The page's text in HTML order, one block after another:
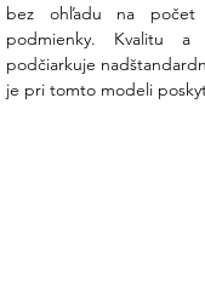
panelom.
energie v porovnaní
systémami pri
bez ohľadu na počet
podmienky. Kvalitu a
podčiarkuje
je pri tomto modeli